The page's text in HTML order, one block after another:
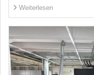
Weiterlesen